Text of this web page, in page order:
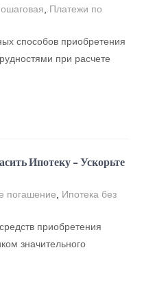
Платежи по
способов приобретения
при расчете
Ипотеку – Ускорьте
погашение
Ипотека без
приобретения
значительного